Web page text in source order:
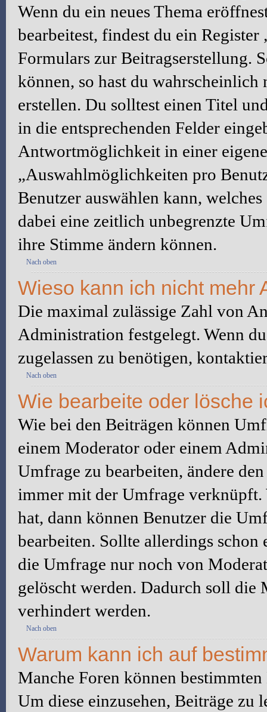
Wenn du ein neues Thema
bearbeitest, findest du ein
Formulars zur Beitragserstellung.
können, so hast du
erstellen. Du solltest einen Titel
in die entsprechenden Felder
Antwortmöglichkeit in einer
„Auswahlmöglichkeiten pro
Benutzer auswählen kann,
dabei eine zeitlich unbegrenzte
ihre Stimme ändern können.
Nach oben
Wieso kann ich nicht mehr
Die maximal zulässige Zahl von
Administration festgelegt. Wenn
zugelassen zu benötigen,
Nach oben
Wie bearbeite oder lösche
Wie bei den Beiträgen können
einem Moderator oder einem
Umfrage zu bearbeiten, ändere
immer mit der Umfrage verknüpft.
hat, dann können Benutzer die
bearbeiten. Sollte allerdings schon
die Umfrage nur noch von
gelöscht werden. Dadurch soll
verhindert werden.
Nach oben
Warum kann ich auf
Manche Foren können
Um diese einzusehen, Beiträge zu